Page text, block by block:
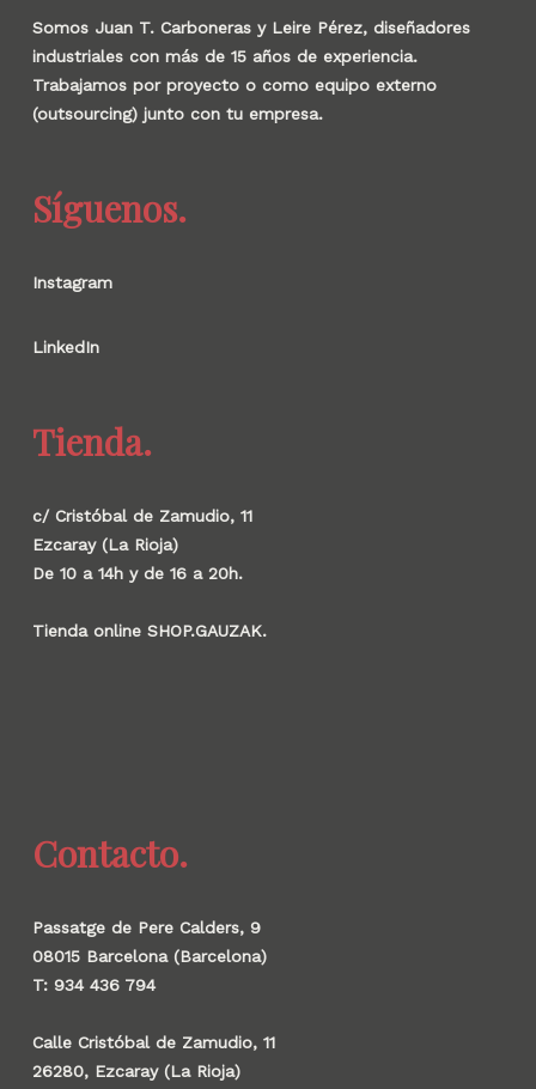
Somos Juan T. Carboneras y Leire Pérez, diseñadores
industriales con más de 15 años de experiencia.
Trabajamos por proyecto o como equipo externo
(outsourcing) junto con tu empresa.
Síguenos.
Instagram
LinkedIn
Tienda.
c/ Cristóbal de Zamudio, 11
Ezcaray (La Rioja)
De 10 a 14h y de 16 a 20h.
Tienda online SHOP.GAUZAK.
Contacto.
Passatge de Pere Calders, 9
08015 Barcelona (Barcelona)
T: 934 436 794
Calle Cristóbal de Zamudio, 11
26280, Ezcaray (La Rioja)